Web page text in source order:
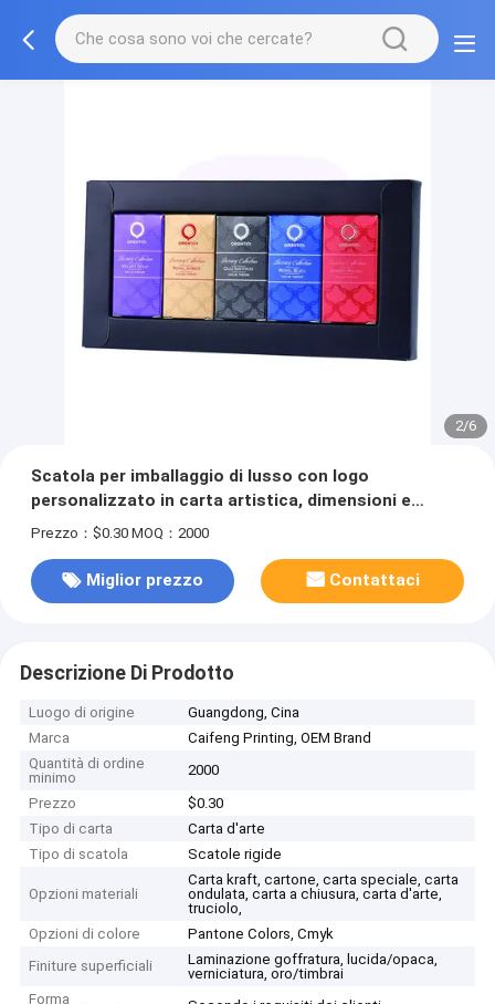
2/6
Scatola per imballaggio di lusso con logo
personalizzato in carta artistica, dimensioni e
forma personalizzate per prodotti per la cura della
Prezzo：$0.30 MOQ：2000
Miglior prezzo Contattaci
Descrizione Di Prodotto
Luogo di origine
Guangdong, Cina
Marca
Caifeng Printing, OEM Brand
Quantità di ordine
minimo
2000
Prezzo
$0.30
Tipo di carta
Carta d'arte
Tipo di scatola
Scatole rigide
Opzioni materiali
Carta kraft, cartone, carta speciale, carta
ondulata, carta a chiusura, carta d'arte,
truciolo,
Opzioni di colore
Pantone Colors, Cmyk
Finiture superficiali
Laminazione goffratura, lucida/opaca,
verniciatura, oro/timbrai
Forma